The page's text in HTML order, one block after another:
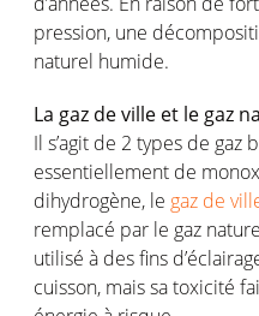
pression, une
naturel humide.
La gaz de ville et le gaz
Il s’agit de 2 types de gaz
essentiellement de
dihydrogène, le gaz de
remplacé par le gaz
utilisé à des fins
cuisson, mais sa toxicité